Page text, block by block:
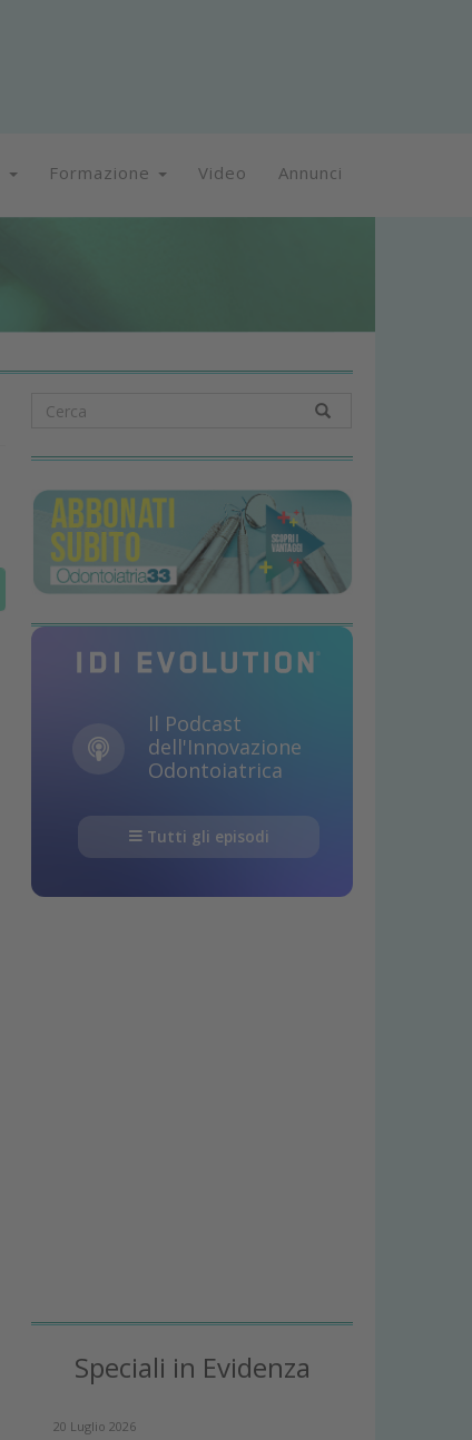
Formazione Video Annunci
Il Podcast
dell'Innovazione
Odontoiatrica
Tutti gli episodi
Speciali in Evidenza
20 Luglio 2026